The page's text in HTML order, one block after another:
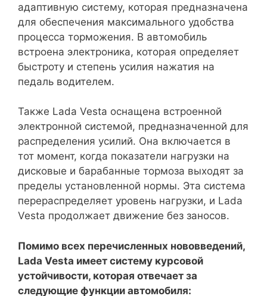
адаптивную систему, которая предназначена
для обеспечения максимального удобства
процесса торможения. В автомобиль
встроена электроника, которая определяет
быстроту и степень усилия нажатия на
педаль водителем.
Также Lada Vesta оснащена встроенной
электронной системой, предназначенной для
распределения усилий. Она включается в
тот момент, когда показатели нагрузки на
дисковые и барабанные тормоза выходят за
пределы установленной нормы. Эта система
перераспределяет уровень нагрузки, и Lada
Vesta продолжает движение без заносов.
Помимо всех перечисленных нововведений,
Lada Vesta имеет систему курсовой
устойчивости, которая отвечает за
следующие функции автомобиля: